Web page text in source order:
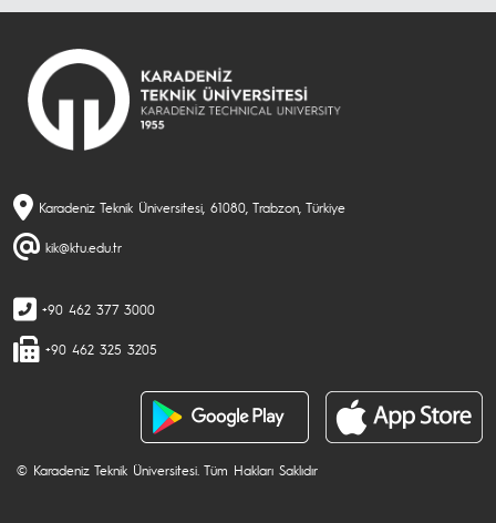
Karadeniz Teknik Üniversitesi, 61080, Trabzon, Türkiye
kik@ktu.edu.tr
+90 462 377 3000
+90 462 325 3205
© Karadeniz Teknik Üniversitesi. Tüm Hakları Saklıdır